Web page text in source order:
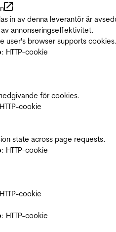
in av denna leverantör är
annonseringseffektivitet.
user's browser supports
: HTTP-cookie
för cookies.
cookie
state across page requests.
: HTTP-cookie
cookie
: HTTP-cookie